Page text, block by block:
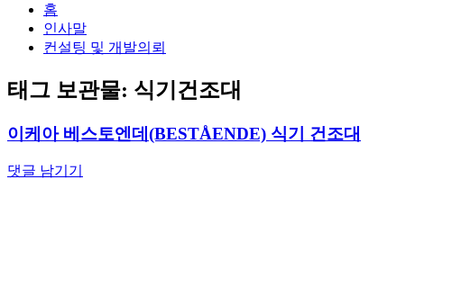
홈
인사말
컨설팅 및 개발의뢰
태그 보관물: 식기건조대
이케아 베스토엔데(BESTÅENDE) 식기 건조대
댓글 남기기